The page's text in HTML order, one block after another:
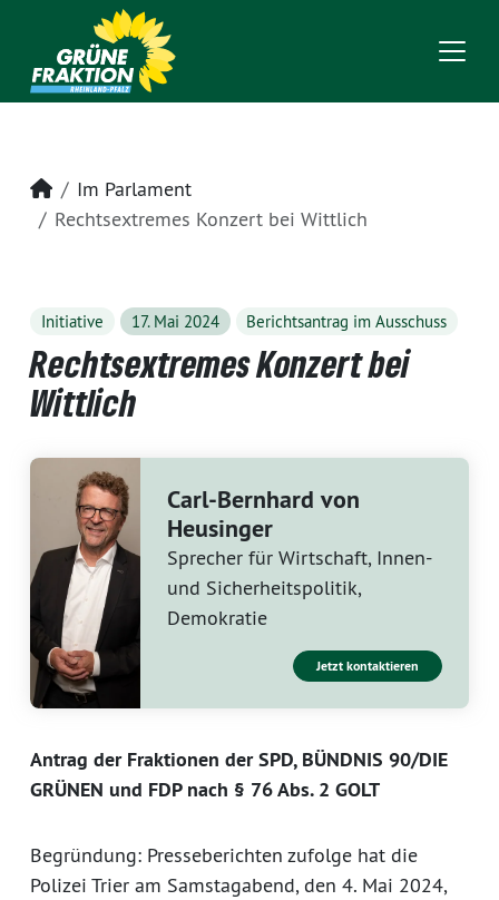
Startseite
Im Parlament
Rechtsextremes Konzert bei Wittlich
Initiative 17. Mai 2024 Berichtsantrag im Ausschuss
Rechtsextremes Konzert bei
Wittlich
Carl-Bernhard von
Heusinger
Sprecher für Wirtschaft, Innen-
und Sicherheitspolitik,
Demokratie
Jetzt kontaktieren
Antrag der Fraktionen der SPD, BÜNDNIS 90/DIE
GRÜNEN und FDP nach § 76 Abs. 2 GOLT
Begründung: Presseberichten zufolge hat die
Polizei Trier am Samstagabend, den 4. Mai 2024,